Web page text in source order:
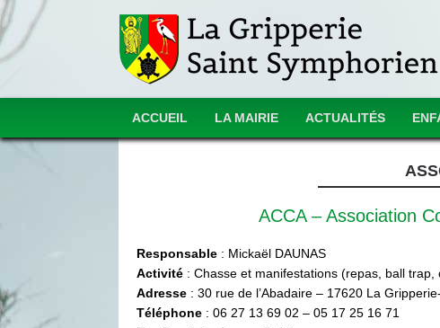
ACCUEIL LA MAIRIE ACTUALITÉS
ACCA – Association
Responsable : Mickaël DAUNAS
Activité : Chasse et manifestations (repas, ball trap,
Adresse : 30 rue de l’Abadaire – 17620 La
Téléphone : 06 27 13 69 02 – 05 17 25 16 71